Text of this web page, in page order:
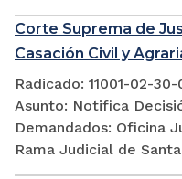
Corte Suprema de
Casación Civil y
Radicado: 11001-02-
Asunto: Notifica
Demandados: Oficina
Rama Judicial de